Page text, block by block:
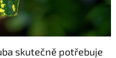
skutečně potřebuje